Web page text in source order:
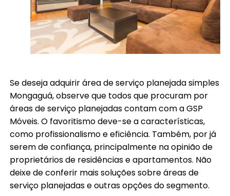
Se deseja adquirir área de serviço planejada simples
Mongaguá, observe que todos que procuram por
áreas de serviço planejadas contam com a GSP
Móveis. O favoritismo deve-se a características,
como profissionalismo e eficiência. Também, por já
serem de confiança, principalmente na opinião de
proprietários de residências e apartamentos. Não
deixe de conferir mais soluções sobre áreas de
serviço planejadas e outras opções do segmento.